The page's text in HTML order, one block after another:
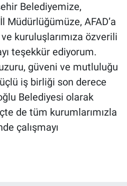
Belediyemize,
Müdürlüğümüze, AFAD’a
kuruluşlarımıza özverili
teşekkür ediyorum.
güveni ve mutluluğu
iş birliği son derece
Belediyesi olarak
de tüm kurumlarımızla
çalışmayı